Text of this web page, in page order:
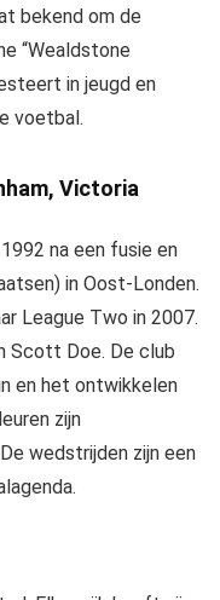
bekend om de
“Wealdstone
in jeugd en
voetbal.
Victoria
na een fusie en
in Oost-Londen.
League Two in 2007.
Scott Doe. De club
en het ontwikkelen
zijn
wedstrijden zijn een